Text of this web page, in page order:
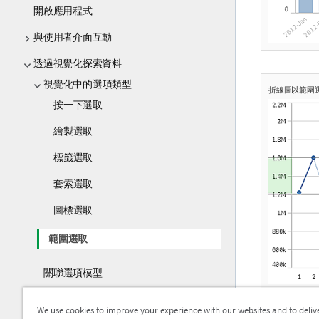
開啟應用程式
與使用者介面互動
透過視覺化探索資料
視覺化中的選項類型
按一下選取
繪製選取
標籤選取
套索選取
圖標選取
範圍選取
關聯選項模型
折線圖以範圍
We use cookies to improve your experience with our websites and to